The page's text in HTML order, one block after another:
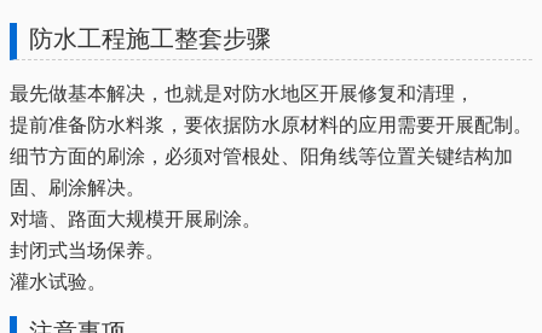
防水工程施工整套步骤
最先做基本解决，也就是对防水地区开展修复和清理，
提前准备防水料浆，要依据防水原材料的应用需要开展配制。
细节方面的刷涂，必须对管根处、阳角线等位置关键结构加
固、刷涂解决。
对墙、路面大规模开展刷涂。
封闭式当场保养。
灌水试验。